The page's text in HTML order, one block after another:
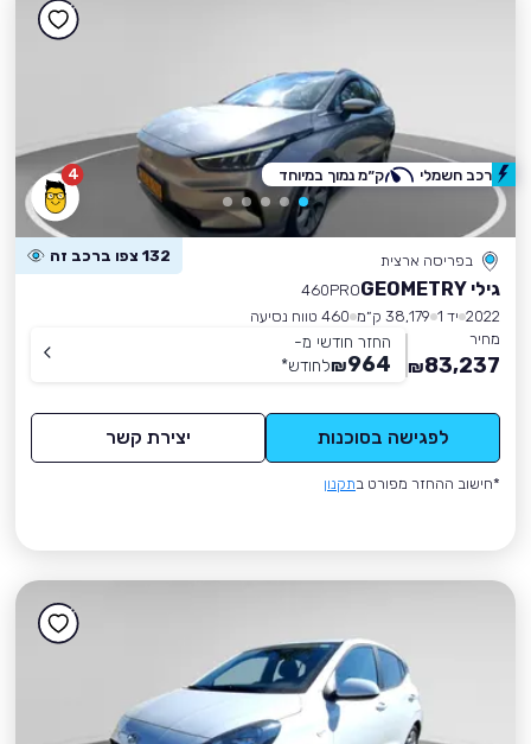
4
בפריסה ארצית 132 צפו ברכב זה
גילי GEOMETRY
460PRO
2022 יד 1 38,179 ק״מ
460 טווח נסיעה
מחיר
83,237
₪
החזר חודשי מ-
964
₪לחודש*
לפגישה בסוכנות יצירת קשר
*חישוב ההחזר מפורט בתקנון
רכב חשמלי ק״מ נמוך במיוחד